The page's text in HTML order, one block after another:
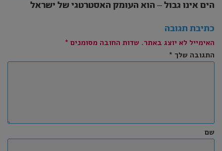
הים אינו גבול – הוא העומק האסטרטגי של ישראל
כתיבת תגובה
האימייל לא יוצג באתר. שדות החובה מסומנים *
התגובה שלך *
שם